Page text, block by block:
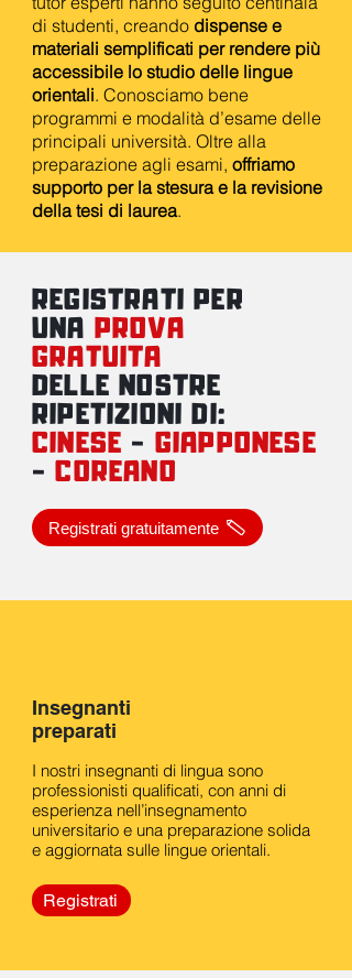
di studenti, creando dispense e
materiali semplificati per rendere più
accessibile lo studio delle lingue
orientali. Conosciamo bene
programmi e modalità d’esame delle
principali università. Oltre alla
preparazione agli esami, offriamo
supporto per la stesura e la revisione
della tesi di laurea.
REGISTRATI PER
UNA PROVA
GRATUITA
DELLE NOSTRE
RIPETIZIONI DI:
CINESE - GIAPPONESE
-COREANO
Registrati gratuitamente
Insegnanti
preparati
I nostri insegnanti di lingua sono
professionisti qualificati, con anni di
esperienza nell’insegnamento
universitario e una preparazione solida
e aggiornata sulle lingue orientali.
Registrati